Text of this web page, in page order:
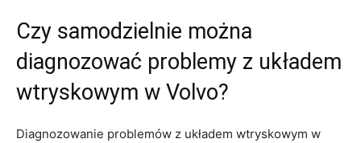
Czy samodzielnie można
diagnozować problemy z układem
wtryskowym ⁣w ‌Volvo?
Diagnozowanie problemów z układem wtryskowym w